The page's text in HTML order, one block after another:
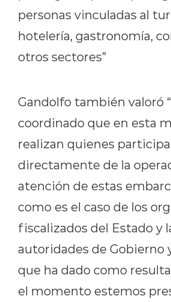
personas vinculadas al
hotelería, gastronomía,
otros sectores”
Gandolfo también valoró
coordinado que en esta
realizan quienes
directamente de la
atención de estas
como es el caso de los
fiscalizados del Estado y
autoridades de Gobierno
que ha dado como
el momento estemos